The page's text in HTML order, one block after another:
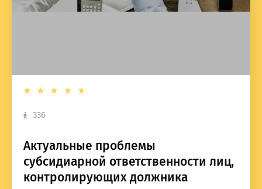
336
Актуальные проблемы
субсидиарной ответственности лиц,
контролирующих должника